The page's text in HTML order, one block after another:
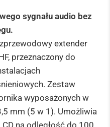
sygnału audio bez
extender
przeznaczony do
Zestaw
wyposażonych w
mm (5 w 1). Umożliwia
na odległość do 100